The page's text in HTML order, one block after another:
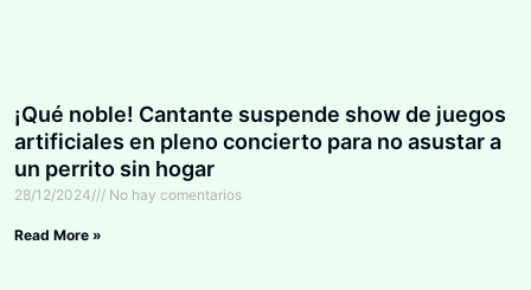
¡Qué noble! Cantante suspende show de juegos
artificiales en pleno concierto para no asustar a
un perrito sin hogar
28/12/2024 No hay comentarios
Read More »